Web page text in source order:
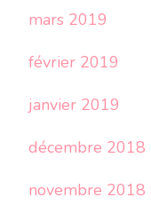
mars 2019
février 2019
janvier 2019
décembre 2018
novembre 2018